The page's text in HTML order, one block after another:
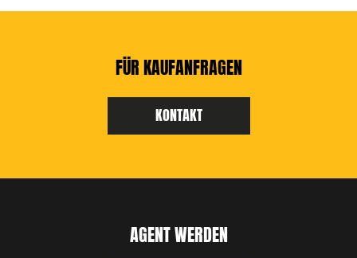
FÜR KAUFANFRAGEN
KONTAKT
AGENT WERDEN